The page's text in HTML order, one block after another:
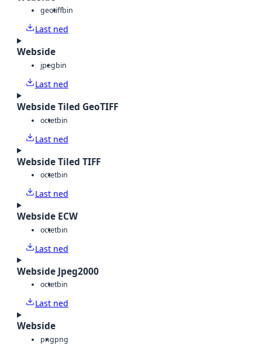
geotiffbin
Last ned
Webside
jpegbin
Last ned
Webside Tiled GeoTIFF
octetbin
Last ned
Webside Tiled TIFF
octetbin
Last ned
Webside ECW
octetbin
Last ned
Webside Jpeg2000
octetbin
Last ned
Webside
pngpng